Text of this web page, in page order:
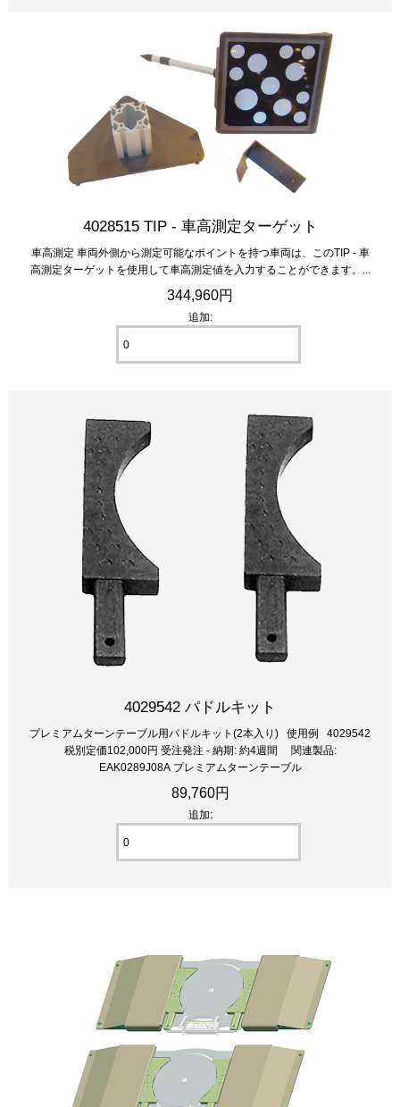
4028515 TIP - 車高測定ターゲット
車高測定 車両外側から測定可能なポイントを持つ車両は、このTIP - 車
高測定ターゲットを使用して車高測定値を入力することができます。...
344,960円
追加:
4029542 パドルキット
プレミアムターンテーブル用パドルキット(2本入り) 使用例 4029542
税別定価102,000円 受注発注 - 納期: 約4週間 関連製品:
EAK0289J08A プレミアムターンテーブル
89,760円
追加: